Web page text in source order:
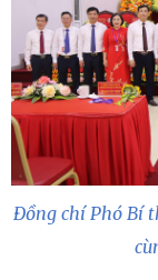
Đồng chí Phó Bí